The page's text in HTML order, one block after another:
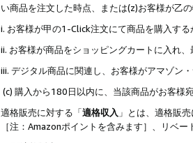
い商品を注文した時点、または(z)お客様が乙
i. お客様が甲の1-Click注文にて商品を購入する
ii. お客様が商品をショッピングカートに入れ
iii. デジタル商品に関連し、お客様がアマゾン
(c) 購入から180日以内に、当該商品がお客様
適格販売に対する「適格収入 」とは、適格販
［注：Amazonポイントを含みます］、リベ